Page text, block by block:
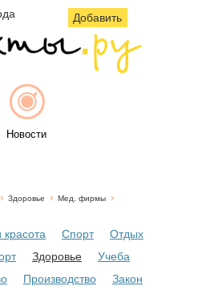
Добавить
Новости
Здоровье Мед. фирмы
Спорт
Отдых
Здоровье
Учеба
Производство
Закон